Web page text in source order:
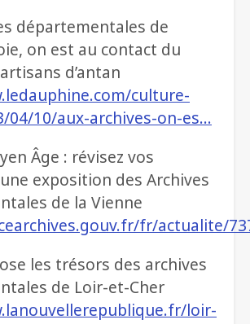
départementales de
on est au contact du
d’antan
culture-
04/10/aux-archives-on-es…
Âge : révisez vos
exposition des Archives
de la Vienne
fr/actualite/
les trésors des archives
de Loir-et-Cher
loir-